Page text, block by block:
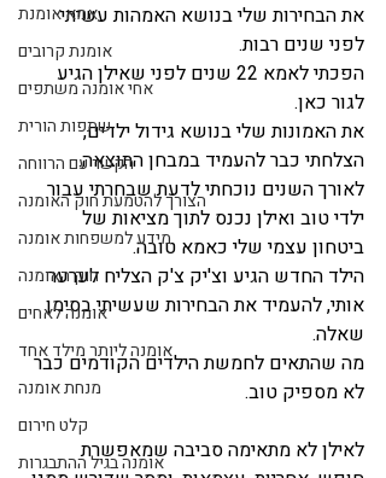
אמא אומנת
אומנת קרובים
אחי אומנה משתפים
שתפות הורית
הקשר עם הרווחה
הצורך להטמעת חוק האומנה
מידע למשפחות אומנה
חוק האומנה
אומנה לאחים
אומנה ליותר מילד אחד
מנחת אומנה
קלט חירום
אומנה בגיל ההתבגרות
את הבחירות שלי בנושא האמהות עשיתי
לפני שנים רבות.
הפכתי לאמא 22 שנים לפני שאילן הגיע
לגור כאן.
את האמונות שלי בנושא גידול ילדים,
הצלחתי כבר להעמיד במבחן התוצאה.
לאורך השנים נוכחתי לדעת שבחרתי עבור
ילדי טוב ואילן נכנס לתוך מציאות של
ביטחון עצמי שלי כאמא טובה.
הילד החדש הגיע וצ'יק צ'ק הצליח לערער
אותי, להעמיד את הבחירות שעשיתי בסימן
שאלה.
מה שהתאים לחמשת הילדים הקודמים כבר
לא מספיק טוב.
לאילן לא מתאימה סביבה שמאפשרת